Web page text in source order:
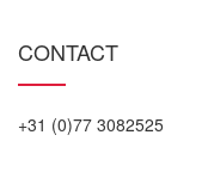
CONTACT
+31 (0)77 3082525